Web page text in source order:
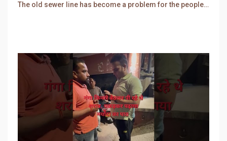
The old sewer line has become a problem for the people. Sewer water is entering people's houses.